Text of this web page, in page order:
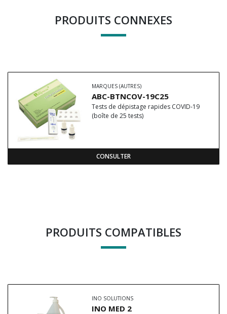
PRODUITS CONNEXES
MARQUES (AUTRES)
ABC-BTNCOV-19C25
Tests de dépistage rapides COVID-19
(boîte de 25 tests)
CONSULTER
PRODUITS COMPATIBLES
INO SOLUTIONS
INO MED 2